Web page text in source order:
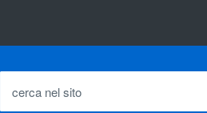
cerca nel sito